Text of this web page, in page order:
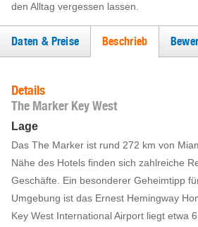
den Alltag vergessen lassen.
Daten & Preise Beschrieb
Details
The Marker Key West
Lage
Das The Marker ist rund 272 km von
Nähe des Hotels finden sich zahlreiche
Geschäfte. Ein besonderer Geheimtipp
Umgebung ist das Ernest Hemingway
Key West International Airport liegt etwa